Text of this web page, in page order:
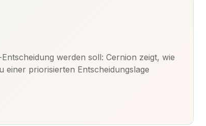
werden soll: Cernion zeigt, wie
einer priorisierten Entscheidungslage